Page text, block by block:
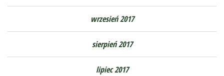
wrzesień 2017
sierpień 2017
lipiec 2017